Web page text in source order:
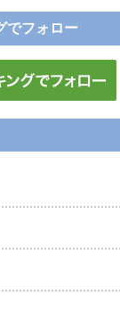
でフォロー